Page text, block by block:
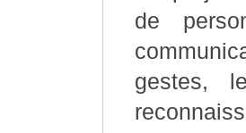
de
gestes,